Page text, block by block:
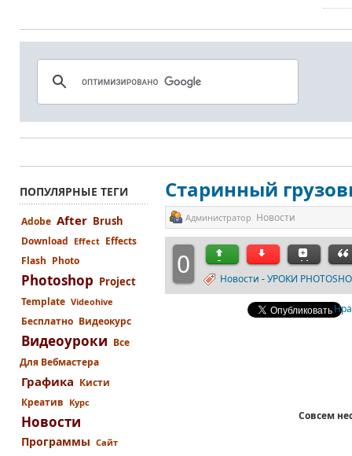
Старинный
Администратор Новости
0 Новости -УРОКИ
Совсем
ПОПУЛЯРНЫЕ ТЕГИ
Adobe After Brush
Download Effect Effects
Flash Photo
Photoshop Project
Template Videohive
Бесплатно Видеокурс
Видеоуроки Все
Для Вебмастера
Графика Кисти
Креатив Курс
Новости
Программы Сайт